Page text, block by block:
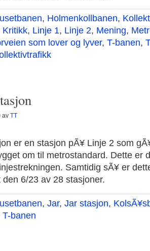
, Holmenkollbanen,
Kritikk, Linje 1, Linje 2, Mening,
som lover og lyver, T-banen,
av TT
er en stasjon pÃ¥ Linje 2 som
om til metrostandard. Dette er
Samtidig sÃ¥ er
6/23 av 28 stasjoner.
, Jar, Jar stasjon,
T-banen